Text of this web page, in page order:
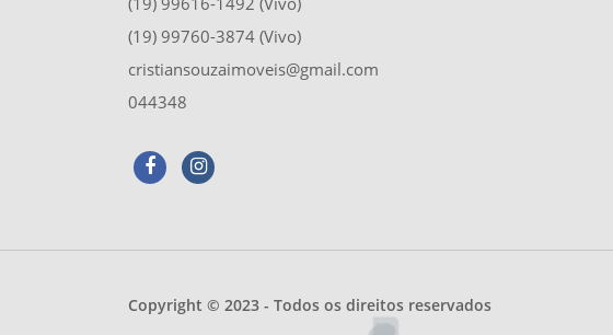
(19) 99760-3874 (Vivo)
cristiansouzaimoveis@gmail.com
044348
Copyright © 2023 - Todos os direitos reservados